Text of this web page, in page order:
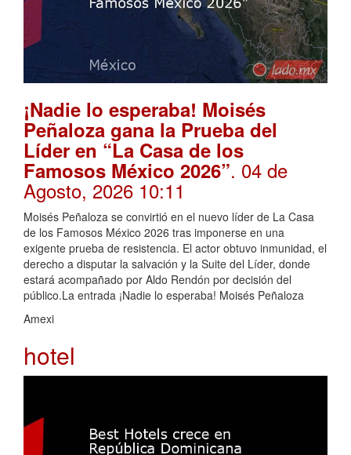
¡Nadie lo esperaba! Moisés
Peñaloza gana la Prueba del
Líder en “La Casa de los
Famosos México 2026”. 04 de
Agosto, 2026 10:11
Moisés Peñaloza se convirtió en el nuevo líder de La Casa
de los Famosos México 2026 tras imponerse en una
exigente prueba de resistencia. El actor obtuvo inmunidad, el
derecho a disputar la salvación y la Suite del Líder, donde
estará acompañado por Aldo Rendón por decisión del
público.La entrada ¡Nadie lo esperaba! Moisés Peñaloza
Amexi
hotel